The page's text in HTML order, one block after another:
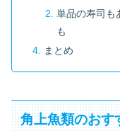
単品の寿司も
も
まとめ
角上魚類のおす